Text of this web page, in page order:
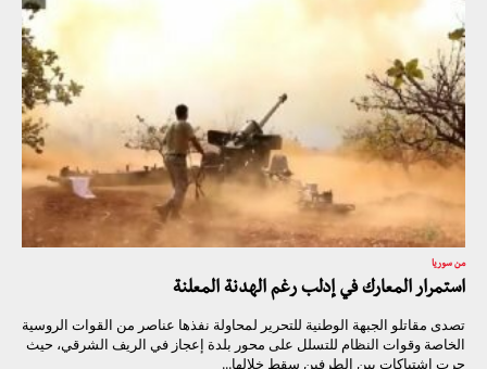
من سوريا
استمرار المعارك في إدلب رغم الهدنة المعلنة
تصدى مقاتلو الجبهة الوطنية للتحرير لمحاولة نفذها عناصر من القوات الروسية
الخاصة وقوات النظام للتسلل على محور بلدة إعجاز في الريف الشرقي، حيث
جرت اشتباكات بين الطرفين سقط خلالها...